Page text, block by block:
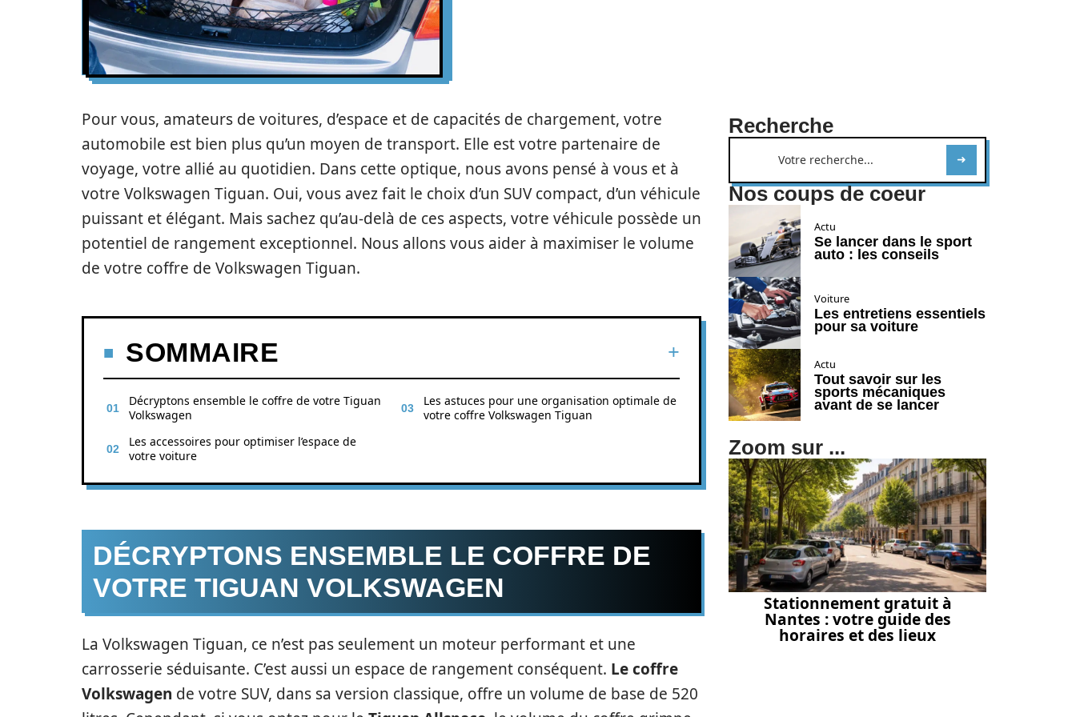
Pour vous, amateurs de voitures, d’espace et de capacités de chargement, votre
automobile est bien plus qu’un moyen de transport. Elle est votre partenaire de
voyage, votre allié au quotidien. Dans cette optique, nous avons pensé à vous et à
votre Volkswagen Tiguan. Oui, vous avez fait le choix d’un SUV compact, d’un véhicule
puissant et élégant. Mais sachez qu’au-delà de ces aspects, votre véhicule possède un
potentiel de rangement exceptionnel. Nous allons vous aider à maximiser le volume
de votre coffre de Volkswagen Tiguan.
SOMMAIRE
Décryptons ensemble le coffre de votre Tiguan
Volkswagen
Les accessoires pour optimiser l’espace de
votre voiture
Les astuces pour une organisation optimale de
votre coffre Volkswagen Tiguan
DÉCRYPTONS ENSEMBLE LE COFFRE DE
VOTRE TIGUAN VOLKSWAGEN
La Volkswagen Tiguan, ce n’est pas seulement un moteur performant et une
carrosserie séduisante. C’est aussi un espace de rangement conséquent. Le coffre
Volkswagen de votre SUV, dans sa version classique, offre un volume de base de 520
Recherche
Nos coups de coeur
Actu
Se lancer dans le sport
auto : les conseils
Voiture
Les entretiens essentiels
pour sa voiture
Actu
Tout savoir sur les
sports mécaniques
avant de se lancer
Zoom sur ...
Stationnement gratuit à
Nantes : votre guide des
horaires et des lieux